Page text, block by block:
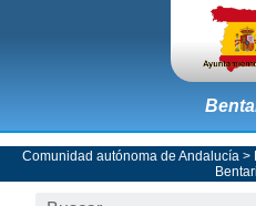
Comunidad autónoma de Andalucía >